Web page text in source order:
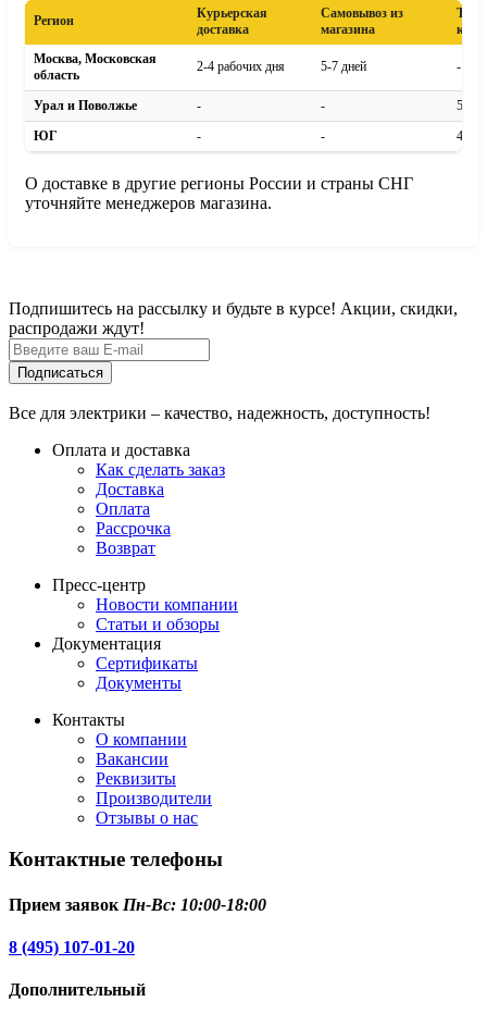
Регион
Курьерская
доставка
Самовывоз из
магазина
Москва, Московская
область
2-4 рабочих дня 5-7 дней -
Урал и Поволжье - -
5-8
ЮГ
- - 4-7
О доставке в другие регионы России и страны СНГ
уточняйте менеджеров магазина.
Подпишитесь на рассылку и будьте в курсе! Акции, скидки,
распродажи ждут!
Подписаться
Все для электрики – качество, надежность, доступность!
Оплата и доставка
Как сделать заказ
Доставка
Оплата
Рассрочка
Возврат
Пресс-центр
Новости компании
Статьи и обзоры
Документация
Сертификаты
Документы
Контакты
О компании
Вакансии
Реквизиты
Производители
Отзывы о нас
Контактные телефоны
Прием заявок Пн-Вс: 10:00-18:00
8 (495) 107-01-20
Дополнительный